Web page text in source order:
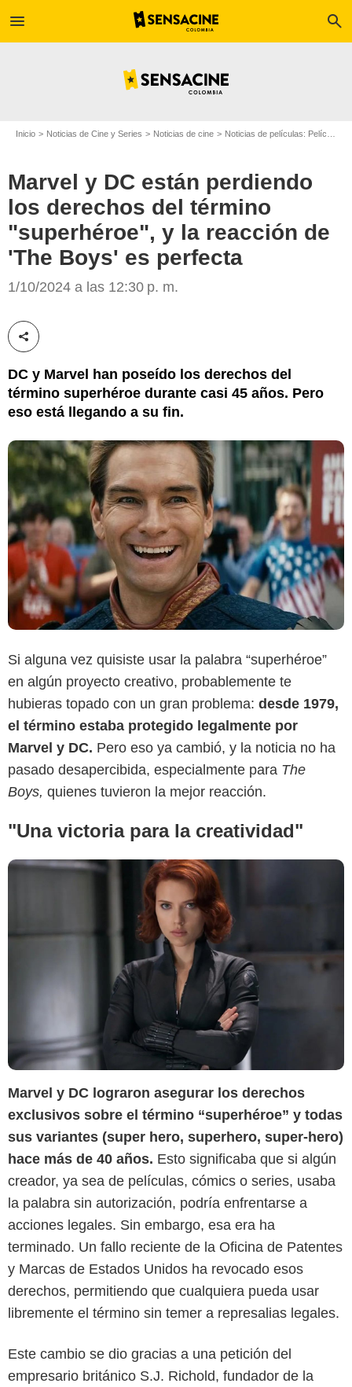
menu search
Inicio Noticias de Cine y Series Noticias de cine Noticias de películas: Película - ¿Sabías que...?
Marvel y DC están perdiendo
los derechos del término
"superhéroe", y la reacción de
'The Boys' es perfecta
1/10/2024 a las 12:30 p. m.
Compartir esta noticia
DC y Marvel han poseído los derechos del
término superhéroe durante casi 45 años. Pero
eso está llegando a su fin.
Hobby Consolas
Si alguna vez quisiste usar la palabra “superhéroe”
en algún proyecto creativo, probablemente te
hubieras topado con un gran problema: desde 1979,
el término estaba protegido legalmente por
Marvel y DC. Pero eso ya cambió, y la noticia no ha
pasado desapercibida, especialmente para The
Boys, quienes tuvieron la mejor reacción.
"Una victoria para la creatividad"
The Mary Sue
Marvel y DC lograron asegurar los derechos
exclusivos sobre el término “superhéroe” y todas
sus variantes (super hero, superhero, super-hero)
hace más de 40 años. Esto significaba que si algún
creador, ya sea de películas, cómics o series, usaba
la palabra sin autorización, podría enfrentarse a
acciones legales. Sin embargo, esa era ha
terminado. Un fallo reciente de la Oficina de Patentes
y Marcas de Estados Unidos ha revocado esos
derechos, permitiendo que cualquiera pueda usar
libremente el término sin temer a represalias legales.
Este cambio se dio gracias a una petición del
empresario británico S.J. Richold, fundador de la